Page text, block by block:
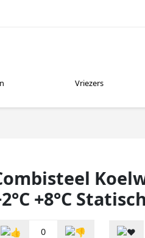
Vriezers
+8°C
0